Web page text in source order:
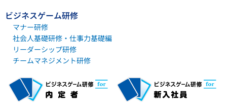
ビジネスゲーム研修
マナー研修
社会人基礎研修・仕事力基礎編
リーダーシップ研修
チームマネジメント研修